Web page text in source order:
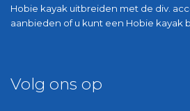
Hobie kayak uitbreiden met de div.
aanbieden of u kunt een Hobie kayak
Volg ons op